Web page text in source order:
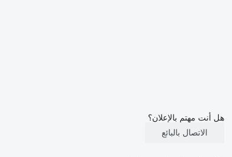
هل أنت مهتم بالإعلان؟
الاتصال بالبائع